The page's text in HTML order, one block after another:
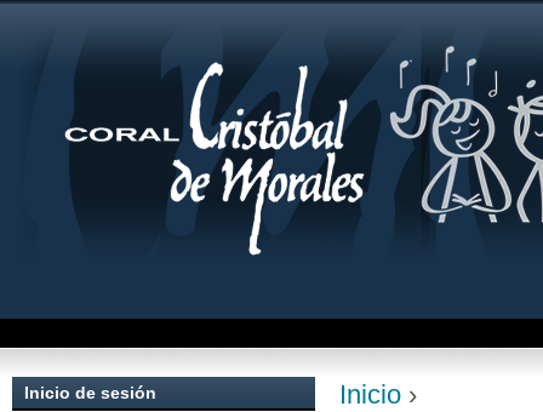
Inicio ›
Inicio de sesión